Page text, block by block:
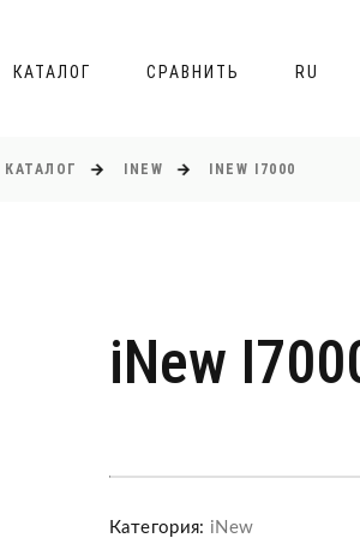
КАТАЛОГ СРАВНИТЬ RU
КАТАЛОГ INEW INEW I7000
iNew
Категория: iNew